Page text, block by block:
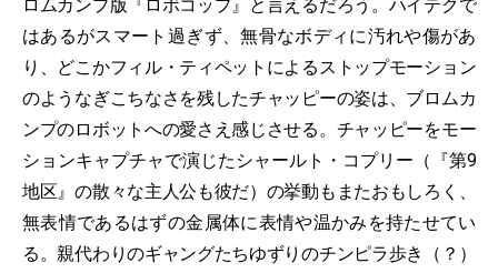
ロムカンプ版『ロボコップ』と言えるだろう。ハイテクで
はあるがスマート過ぎず、無骨なボディに汚れや傷があ
り、どこかフィル・ティペットによるストップモーション
のようなぎこちなさを残したチャッピーの姿は、ブロムカ
ンプのロボットへの愛さえ感じさせる。チャッピーをモー
ションキャプチャで演じたシャールト・コプリー（『第9
地区』の散々な主人公も彼だ）の挙動もまたおもしろく、
無表情であるはずの金属体に表情や温かみを持たせてい
る。親代わりのギャングたちゆずりのチンピラ歩き（？）